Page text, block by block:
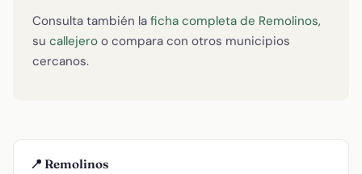
Consulta también la ficha completa de Remolinos,
su callejero o compara con otros municipios
cercanos.
📍 Remolinos